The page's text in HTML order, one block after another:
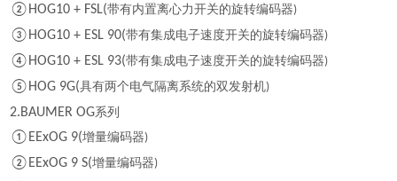
②HOG10 + FSL(带有内置离心力开关的旋转编码器)
③HOG10 + ESL 90(带有集成电子速度开关的旋转编码器)
④HOG10 + ESL 93(带有集成电子速度开关的旋转编码器)
⑤HOG 9G(具有两个电气隔离系统的双发射机)
2.BAUMER OG系列
①EExOG 9(增量编码器)
②EExOG 9 S(增量编码器)